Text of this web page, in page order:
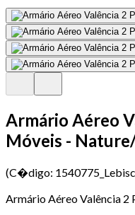
Armário Aéreo
Móveis -
(C�digo:
Armário Aéreo Valência